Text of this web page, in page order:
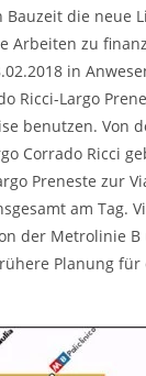
die neue
Arbeiten zu
in
Ricci-Largo
benutzen. Von
Corrado Ricci
Preneste zur
am Tag.
der Metrolinie B
Planung